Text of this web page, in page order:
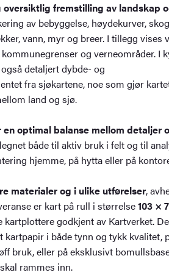
fremstilling av landskap
av bebyggelse, høydekurver,
vann, myr og breer. I tillegg vises
kommunegrenser og verneområder. I
detaljert dybde- og
fra sjøkartene, noe som gjør
land og sjø.
en optimal balanse mellom detaljer
både til aktiv bruk i felt og til
hjemme, på hytta eller på
materialer og i ulike utførelser,
er kart på rull i størrelse103 ×
godkjent av Kartverket.
kartpapir i både tynn og tykk kvalitet,
bruk, eller på eksklusivt
rammes inn.